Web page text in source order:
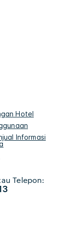
Hotel
Informasi
Telepon: